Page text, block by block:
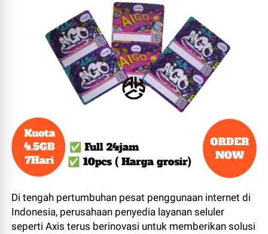
Di tengah pertumbuhan pesat penggunaan internet di
Indonesia, perusahaan penyedia layanan seluler
seperti Axis terus berinovasi untuk memberikan solusi